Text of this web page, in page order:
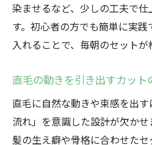
染ませるなど、少しの工夫で
す。初心者の方でも簡単に実
入れることで、毎朝のセットが
直毛の動きを引き出すカット
直毛に自然な動きや束感を出
流れ」を意識した設計が欠かせ
髪の生え癖や骨格に合わせた